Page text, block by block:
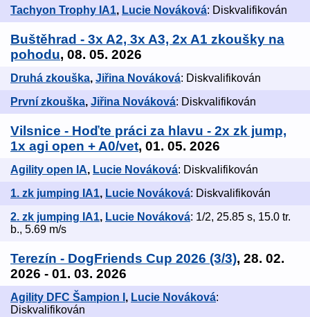
Tachyon Trophy IA1, Lucie Nováková: Diskvalifikován
Buštěhrad - 3x A2, 3x A3, 2x A1 zkoušky na
pohodu, 08. 05. 2026
Druhá zkouška, Jiřina Nováková: Diskvalifikován
První zkouška, Jiřina Nováková: Diskvalifikován
Vilsnice - Hoďte práci za hlavu - 2x zk jump,
1x agi open + A0/vet, 01. 05. 2026
Agility open IA, Lucie Nováková: Diskvalifikován
1. zk jumping IA1, Lucie Nováková: Diskvalifikován
2. zk jumping IA1, Lucie Nováková: 1/2, 25.85 s, 15.0 tr.
b., 5.69 m/s
Terezín - DogFriends Cup 2026 (3/3), 28. 02.
2026 - 01. 03. 2026
Agility DFC Šampion I , Lucie Nováková:
Diskvalifikován